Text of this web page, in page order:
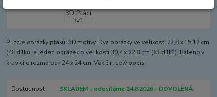
Puzzle obrázky ptáků, 3D motivy. Dva obrázky ve velikosti 22,8 x 15,12 cm
(48 dílků) a jeden obrázek o velikosti 30,4 x 22,8 cm (63 dílků). Baleno v
krabici o rozměrech 24 x 24 cm. Věk 3+. celý popis
Dostupnost SKLADEM - odesíláme 24.8.2026 - DOVOLENÁ